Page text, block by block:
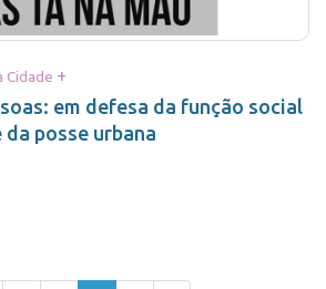
Cidade +
em defesa da função social
posse urbana